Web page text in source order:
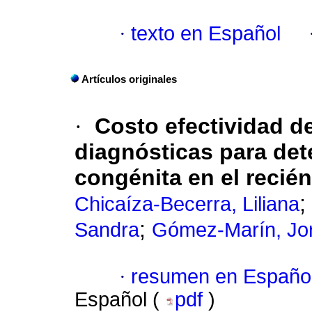
· texto en Español
Artículos originales
·
Costo efectividad
diagnósticas para
congénita en el
Chicaíza-Becerra, Liliana;
Sandra; Gómez-Marín,
· resumen en
Español (
pdf )